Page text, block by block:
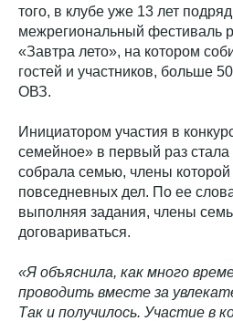
того, в клубе уже 13 лет
межрегиональный фестиваль
«Завтра лето», на котором
гостей и участников, больше
ОВЗ.
Инициатором участия в
семейное» в первый раз
собрала семью, члены
повседневных дел. По ее
выполняя задания, члены
договариваться.
«Я объяснила, как много
проводить вместе за
Так и получилось. Участие в